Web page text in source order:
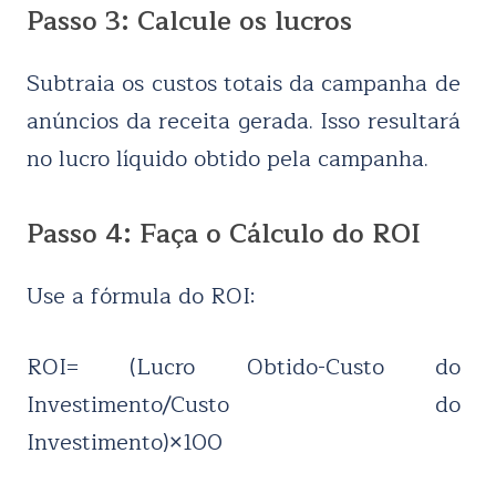
Passo 3: Calcule os lucros
Subtraia os custos totais da campanha de
anúncios da receita gerada. Isso resultará
no lucro líquido obtido pela campanha.
Passo 4: Faça o Cálculo do ROI
Use a fórmula do ROI:
ROI= (Lucro Obtido-Custo do
Investimento/Custo do
Investimento)×100